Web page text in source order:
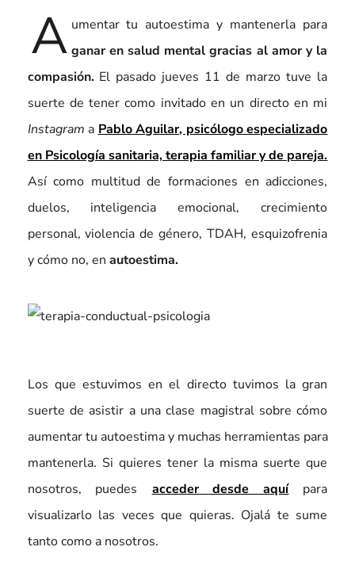
A umentar tu autoestima y mantenerla para
ganar en salud mental gracias al amor y la
compasión.El pasado jueves 11 de marzo tuve la
suerte de tener como invitado en un directo en mi
Instagram a Pablo Aguilar, psicólogo especializado
en Psicología sanitaria, terapia familiar y de pareja.
Así como multitud de formaciones en adicciones,
duelos, inteligencia emocional, crecimiento
personal, violencia de género, TDAH, esquizofrenia
y cómo no, en autoestima.
Los que estuvimos en el directo tuvimos la gran
suerte de asistir a una clase magistral sobre cómo
aumentar tu autoestima y muchas herramientas para
mantenerla. Si quieres tener la misma suerte que
nosotros, puedes acceder desde aquípara
visualizarlo las veces que quieras. Ojalá te sume
tanto como a nosotros.